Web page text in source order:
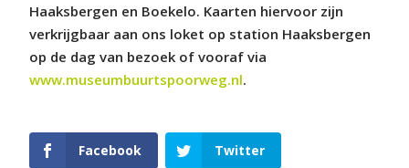
Haaksbergen en Boekelo. Kaarten hiervoor zijn
verkrijgbaar aan ons loket op station Haaksbergen
op de dag van bezoek of vooraf via
www.museumbuurtspoorweg.nl.
Facebook Twitter